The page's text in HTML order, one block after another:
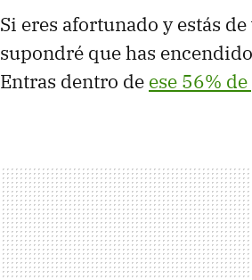
Si eres afortunado y estás
supondré que has
Entras dentro de ese 56%